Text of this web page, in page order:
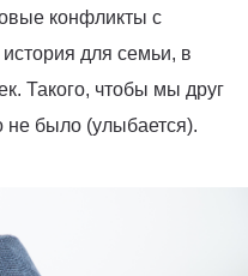
конфликты с
для семьи, в
Такого, чтобы мы друг
не было (улыбается).